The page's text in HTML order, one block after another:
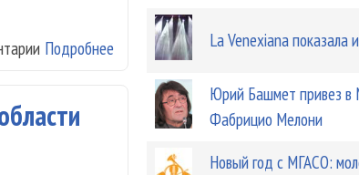
Подробнее о Евгений Миронов и Юрий Башмет
La Venexiana показала
Юрий Башмет привез в
Фабрицио Мелони
Новый год с МГАСО: